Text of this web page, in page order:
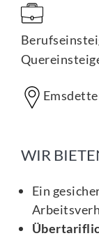
WIR
Ein